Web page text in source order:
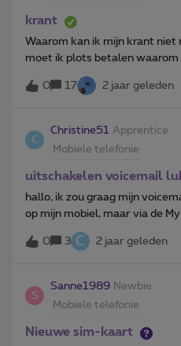
iedereen onbereikbaar…Mijn
krant
Waarom kan ik mijn krant niet
moet ik plots betalen
GRATISNormaal is mijn
kan niet
0 17 2 jaar geleden
C
Christine51
Apprentice
Mobiele telefonie
uitschakelen voicemail
hallo, ik zou graag mijn
op mijn mobiel, maar via de
app lukt het niet, kunnen jullie
inorde brengen voor mij a.u.b.
niet via de MMI codes, krijg
**61*+32475151516**30# ,
bedankt.
0 3 C 2 jaar geleden
S
Sanne1989 Newbie
Mobiele telefonie
Nieuwe sim-kaart